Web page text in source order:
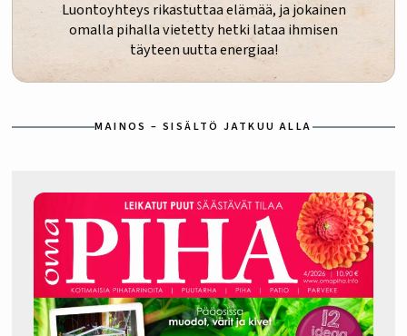
Luontoyhteys rikastuttaa elämää, ja jokainen
omalla pihalla vietetty hetki lataa ihmisen
täyteen uutta energiaa!
MAINOS – SISÄLTÖ JATKUU ALLA